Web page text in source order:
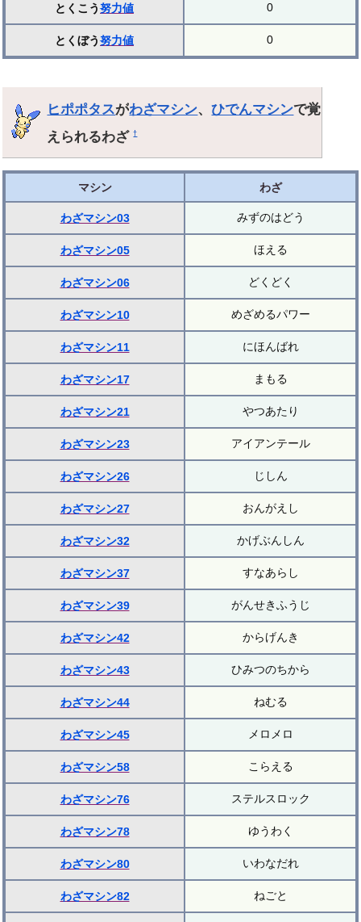
とくこう努力値 0
とくぼう努力値 0
ヒポポタスがわざマシン、ひでんマシンで覚
えられるわざ†
マシン わざ
わざマシン03 みずのはどう
わざマシン05 ほえる
わざマシン06 どくどく
わざマシン10 めざめるパワー
わざマシン11 にほんばれ
わざマシン17 まもる
わざマシン21 やつあたり
わざマシン23 アイアンテール
わざマシン26 じしん
わざマシン27 おんがえし
わざマシン32 かげぶんしん
わざマシン37 すなあらし
わざマシン39 がんせきふうじ
わざマシン42 からげんき
わざマシン43 ひみつのちから
わざマシン44 ねむる
わざマシン45 メロメロ
わざマシン58 こらえる
わざマシン76 ステルスロック
わざマシン78 ゆうわく
わざマシン80 いわなだれ
わざマシン82 ねごと